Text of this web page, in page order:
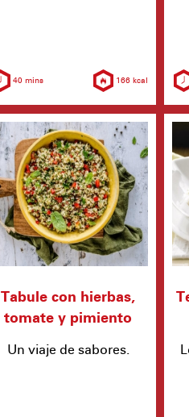
40 mins 166 kcal
Tabule con hierbas,
tomate y pimiento
Un viaje de sabores.